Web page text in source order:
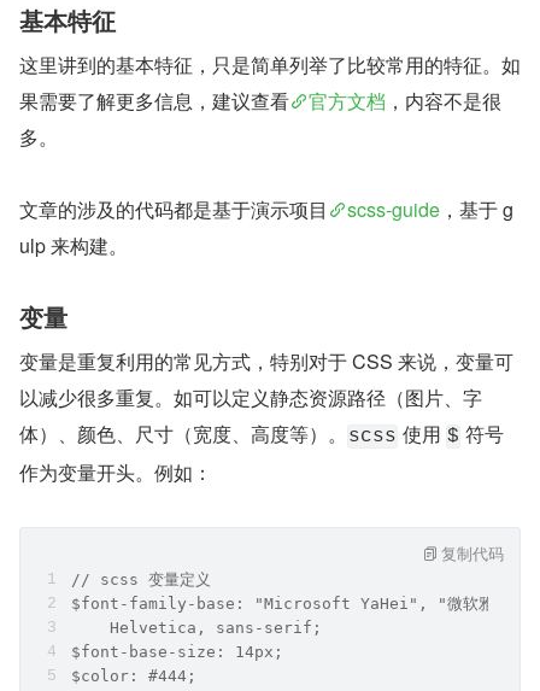
基本特征
这里讲到的基本特征，只是简单列举了比较常用的特征。如
果需要了解更多信息，建议查看
官方文档 ，内容不是很
多。
文章的涉及的代码都是基于演示项目 scss-guide ，基于 g
ulp 来构建。
变量
变量是重复利用的常见方式，特别对于 CSS 来说，变量可
以减少很多重复。如可以定义静态资源路径（图片、字
体）、颜色、尺寸（宽度、高度等）。
scss 使用 $ 符号
作为变量开头。例如：
// scss 变量定义
$font-family-base: "Microsoft YaHei", "微软雅黑
    Helvetica, sans-serif;
$font-base-size: 14px;
$color: #444;
复制代码